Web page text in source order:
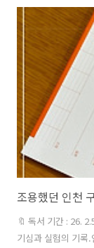
구매한 가장 큰 이
문이에요.책을 읽는
해야 했고,간혹 이
았어요.이해되지
해당하는 내용이
🔖 독서 기간 : 26.
기심과 실험의 기록